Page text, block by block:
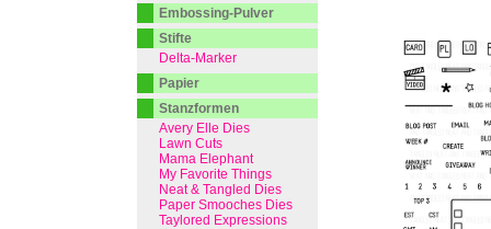
Embossing-Pulver
Stifte
Delta-Marker
Papier
Stanzformen
Avery Elle Dies
Lawn Cuts
Mama Elephant
My Favorite Things
Neat & Tangled Dies
Paper Smooches Dies
Taylored Expressions